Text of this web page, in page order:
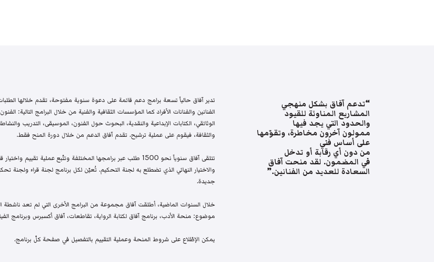
“تدعم آفاق بشكل منهجي
المشاريع المناوئة للقيود
والحدود التي يجد فيها
ممولون آخرون مخاطرة، وتقوّمها
على أساس فني
من دون أي رقابة أو تدخل
في المضمون. لقد منحت آفاق
السعادة للعديد من الفنانين.”
تدير آفاق حالياً تسعة برامج دعم قائمة على دعوة سنوية مفتوحة، تقدم خلالها
الفنانين والفنانات الأفراد كما المؤسسات الثقافية والفنية من خلال البرامج التالية:
الوثائقي، الكتابات الإبداعية والنقدية، البحوث حول الفنون، الموسيقى، التدريب
والثقافة، فيقوم على عملية ترشيح. تقدم آفاق الدعم من خلال دورة المنح فقط.
تتلقى آفاق سنوياً نحو 1500 طلب عبر برامجها المختلفة وتتّبع عملية
والاختيار النهائي الذي تضطلع به لجنة التحكيم. تُعيّن لكل برنامج لجنة قراء
جديدة.
خلال السنوات الماضية، أطلقت آفاق مجموعة من البرامج الأخرى التي لم تعد ناشطة
موضوع: منحة الأدب، برنامج آفاق لكتابة الرواية، تقاطعات، آفاق أكسبرس وبرنامج
يمكن الإطّلاع على شروط المنحة وعملية التقييم بالتفصيل في صفحة كلّ برنامج.